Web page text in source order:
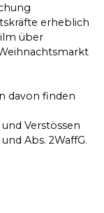
erheblich
über
davon finden
Verstössen
Abs. 2WaffG.